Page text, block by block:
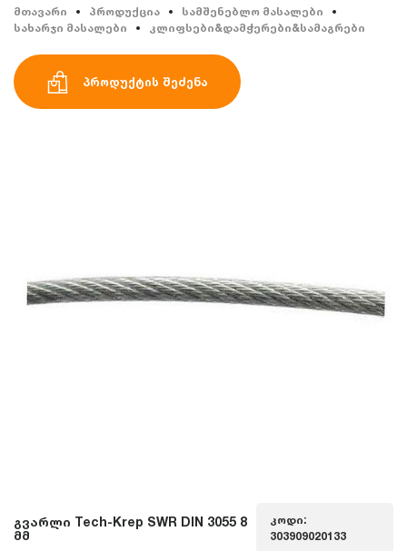
მთავარი პროდუქცია
სამშენებლო მასალები
სახარჯი მასალები
კლიფსები&დამჭერები&სამაგრები
პროდუქტის შეძენა
გვარლი Tech-Krep SWR DIN 3055 8
მმ
კოდი:
303909020133